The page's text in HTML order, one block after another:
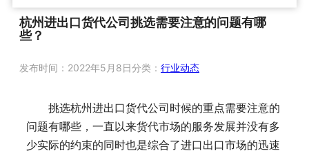
杭州进出口货代公司挑选需要注意的问题有哪
些？
发布时间： 2022年5月8日分类： 行业动态
挑选杭州进出口货代公司时候的重点需要注意的
问题有哪些，一直以来货代市场的服务发展并没有多
少实际的约束的同时也是综合了进口出口市场的迅速